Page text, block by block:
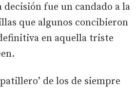
fue un candado a la
que algunos concibieron
en aquella triste
de los de siempre